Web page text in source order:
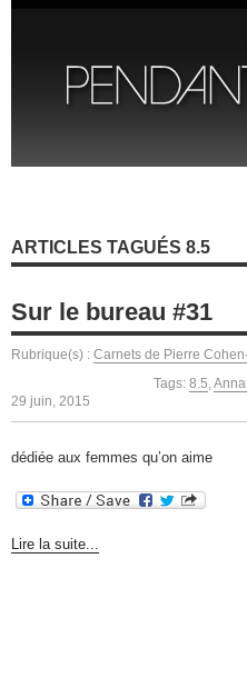
ARTICLES TAGUÉS 8.5
Sur le bureau #31
Rubrique(s) : Carnets de Pierre
Tags: 8.5,
29 juin, 2015
dédiée aux femmes qu’on aime
Lire la suite...